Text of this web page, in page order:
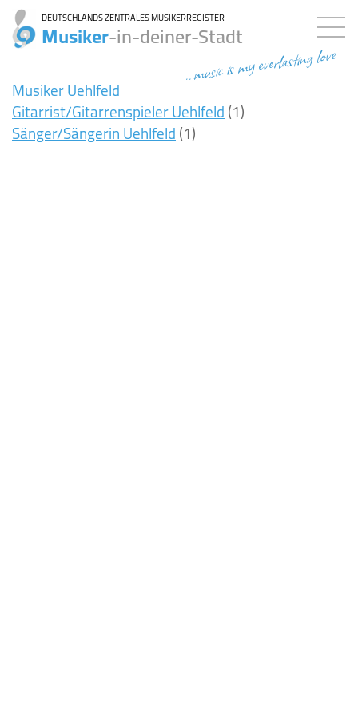
DEUTSCHLANDS ZENTRALES MUSIKERREGISTER
Musiker-in-deiner-Stadt
...music is my everlasting love
Musiker Uehlfeld
Gitarrist/Gitarrenspieler Uehlfeld(1)
Sänger/Sängerin Uehlfeld(1)